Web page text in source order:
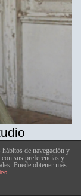
de navegación y
sus preferencias y
Puede obtener más